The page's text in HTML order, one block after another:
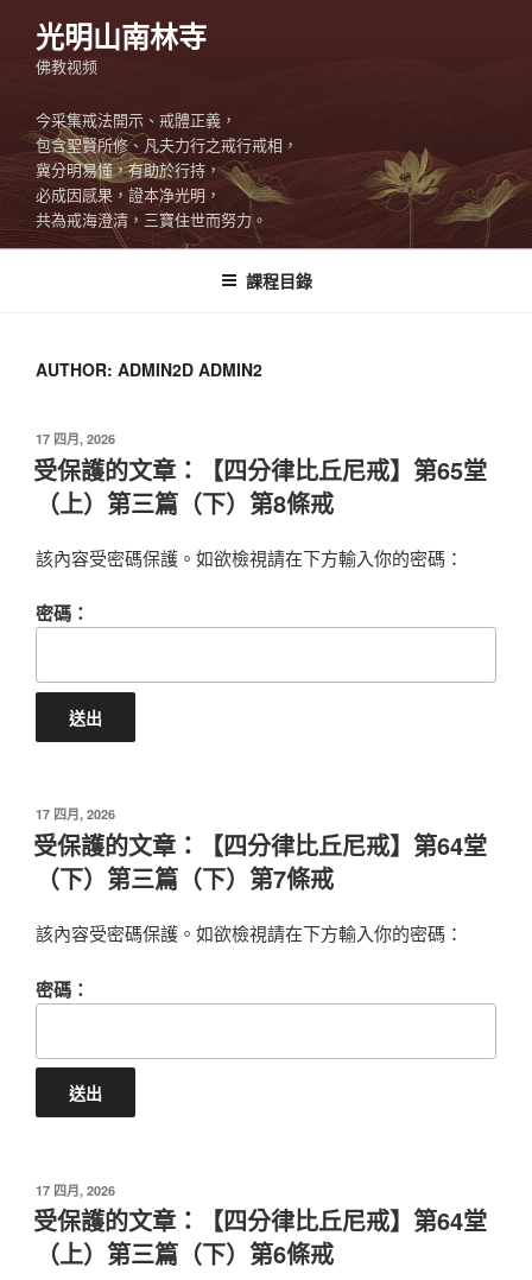
content
光明山南林寺
佛教视频
今采集戒法開示、戒體正義，
包含聖賢所修、凡夫力行之戒行戒相，
冀分明易懂，有助於行持，
必成因感果，證本净光明，
共為戒海澄清，三寶住世而努力。
課程目錄
AUTHOR: ADMIN2D ADMIN2
POSTED
ON
17 四月, 2026
受保護的文章：【四分律比丘尼戒】第65堂
（上）第三篇（下）第8條戒
該內容受密碼保護。如欲檢視請在下方輸入你的密碼：
密碼：
POSTED
ON
17 四月, 2026
受保護的文章：【四分律比丘尼戒】第64堂
（下）第三篇（下）第7條戒
該內容受密碼保護。如欲檢視請在下方輸入你的密碼：
密碼：
POSTED
ON
17 四月, 2026
受保護的文章：【四分律比丘尼戒】第64堂
（上）第三篇（下）第6條戒